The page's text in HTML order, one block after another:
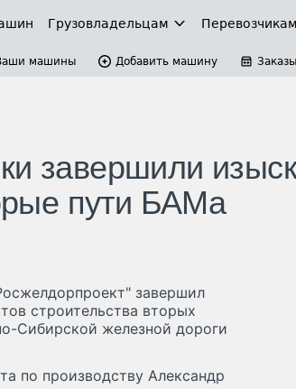
Грузовладельцам Перевозчикам
машины Добавить машину Заказы
завершили
пути БАМа
завершил
строительства вторых
Сибирской железной дороги
по производству Александр